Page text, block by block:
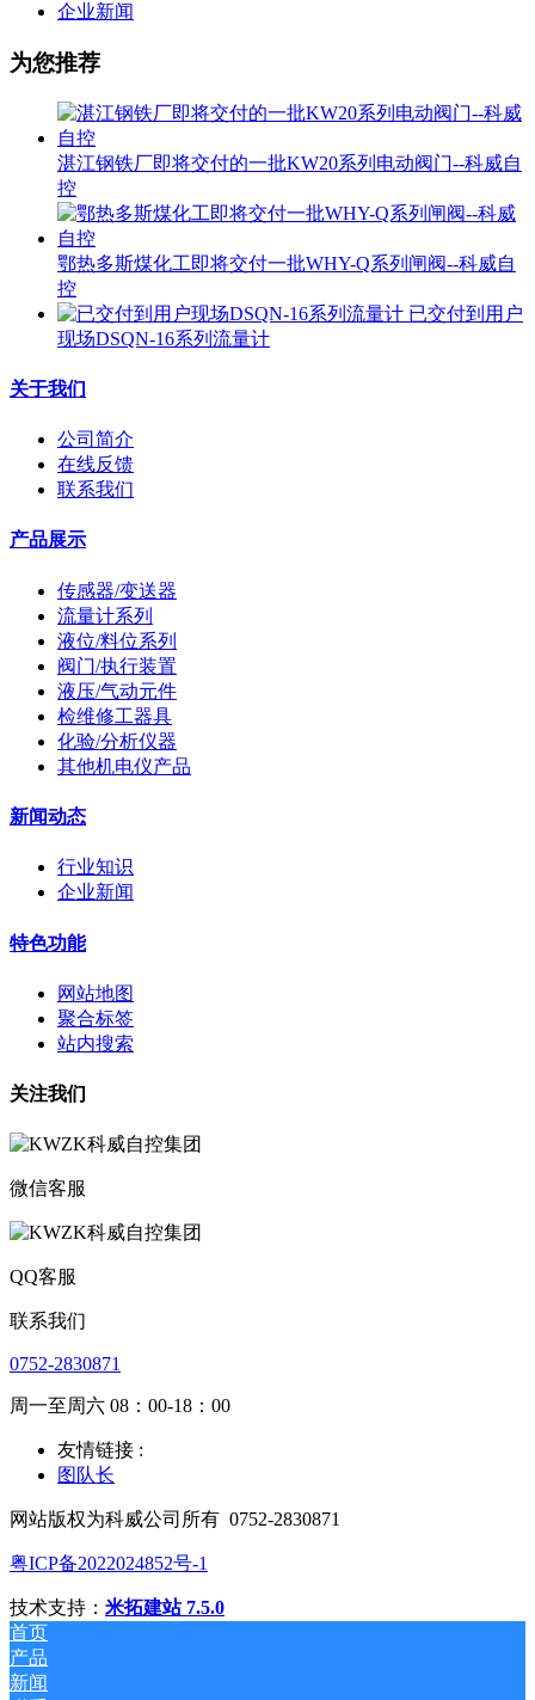
企业新闻
为您推荐
湛江钢铁厂即将交付的一批KW20系列电动阀门--科威自
控
鄂热多斯煤化工即将交付一批WHY-Q系列闸阀--科威自
控
已交付到用户
现场DSQN-16系列流量计
关于我们
公司简介
在线反馈
联系我们
产品展示
传感器/变送器
流量计系列
液位/料位系列
阀门/执行装置
液压/气动元件
检维修工器具
化验/分析仪器
其他机电仪产品
新闻动态
行业知识
企业新闻
特色功能
网站地图
聚合标签
站内搜索
关注我们
微信客服
QQ客服
联系我们
0752-2830871
周一至周六 08：00-18：00
友情链接 :
图队长
网站版权为科威公司所有 0752-2830871
粤ICP备2022024852号-1
技术支持： 米拓建站 7.5.0
首页
产品
新闻